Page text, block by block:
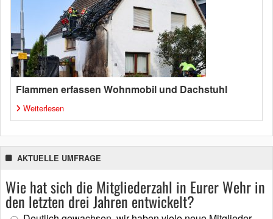
Flammen erfassen Wohnmobil und Dachstuhl
Weiterlesen
AKTUELLE UMFRAGE
Wie hat sich die Mitgliederzahl in Eurer Wehr in
den letzten drei Jahren entwickelt?